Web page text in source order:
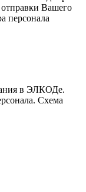
Вашего
персонала
в ЭЛКОДе.
Схема